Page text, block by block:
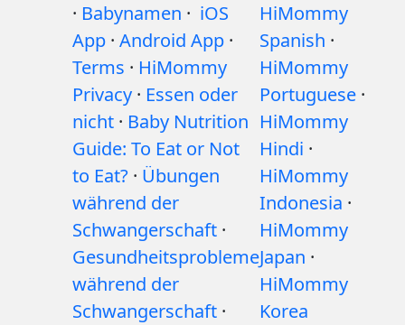
· Babynamen · iOS
App · Android App ·
Terms · HiMommy
Privacy · Essen oder
nicht · Baby Nutrition
Guide: To Eat or Not
to Eat? · Übungen
während der
Schwangerschaft ·
Gesundheitsprobleme
während der
Schwangerschaft ·
HiMommy
Spanish ·
HiMommy
Portuguese ·
HiMommy
Hindi ·
HiMommy
Indonesia ·
HiMommy
Japan ·
HiMommy
Korea